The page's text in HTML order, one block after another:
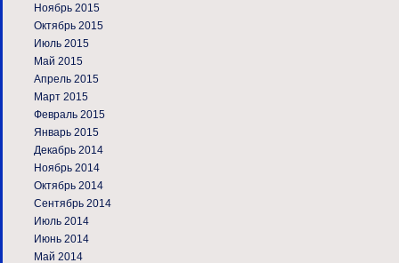
Ноябрь 2015
Октябрь 2015
Июль 2015
Май 2015
Апрель 2015
Март 2015
Февраль 2015
Январь 2015
Декабрь 2014
Ноябрь 2014
Октябрь 2014
Сентябрь 2014
Июль 2014
Июнь 2014
Май 2014